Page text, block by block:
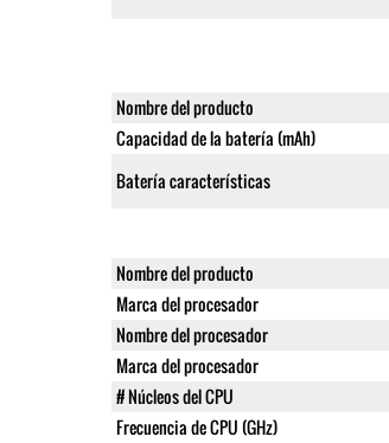
Nombre del producto
Capacidad de la batería (mAh)
Batería características
Nombre del producto
Marca del procesador
Nombre del procesador
Marca del procesador
# Núcleos del CPU
Frecuencia de CPU (GHz)